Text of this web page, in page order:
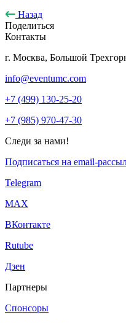
Назад
Поделиться
Контакты
г. Москва, Большой
info@eventumc.com
+7 (499) 130-25-20
+7 (985) 970-47-30
Следи за нами!
Подписаться на email-
Telegram
МАХ
ВКонтакте
Rutube
Дзен
Партнеры
Спонсоры